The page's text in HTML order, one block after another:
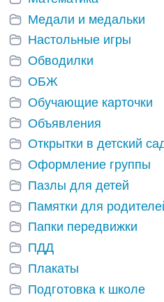
Медали и медальки
Настольные игры
Обводилки
ОБЖ
Обучающие карточки
Объявления
Открытки в детский
Оформление группы
Пазлы для детей
Памятки для
Папки передвижки
ПДД
Плакаты
Подготовка к школе